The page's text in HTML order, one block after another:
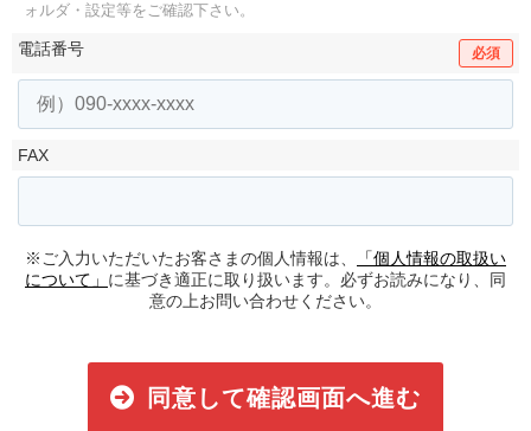
ォルダ・設定等をご確認下さい。
電話番号 必須
FAX
※ご入力いただいたお客さまの個人情報は、
「個人情報の取扱い
について」 に基づき適正に取り扱います。必ずお読みになり、同
意の上お問い合わせください。
同意して確認画面へ進む